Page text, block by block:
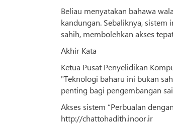
Beliau menyatakan bahawa
kandungan. Sebaliknya,
sahih, membolehkan akses
Akhir Kata
Ketua Pusat Penyelidikan
"Teknologi baharu ini bukan
penting bagi pengembangan
Akses sistem “Perbualan
http://chattohadith.inoor.ir